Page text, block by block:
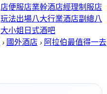
店便服店業幹酒店經理制服店
玩法出場八大行業酒店副總八
大小姐 日式酒吧
› 國外酒店 › 阿拉伯最值得一去